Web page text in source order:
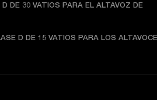
DE 30 VATIOS PARA EL ALTAVOZ DE
D DE 15 VATIOS PARA LOS